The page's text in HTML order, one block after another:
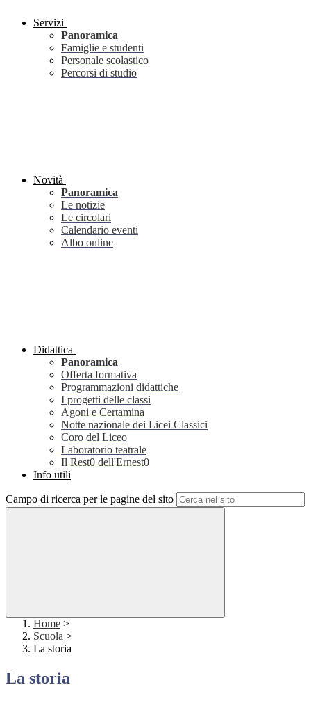
Servizi
Panoramica
Famiglie e studenti
Personale scolastico
Percorsi di studio
Novità
Panoramica
Le notizie
Le circolari
Calendario eventi
Albo online
Didattica
Panoramica
Offerta formativa
Programmazioni didattiche
I progetti delle classi
Agoni e Certamina
Notte nazionale dei Licei Classici
Coro del Liceo
Laboratorio teatrale
Il Rest0 dell'Ernest0
Info utili
Campo di ricerca per le pagine del sito
Home >
Scuola >
La storia
La storia